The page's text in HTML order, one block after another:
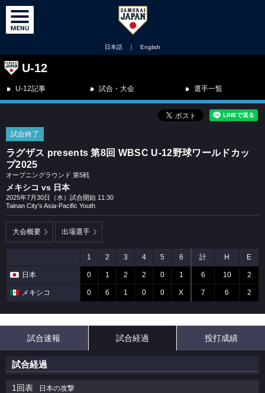
日本語 ｜ English
U-12
U-12記事 試合・大会 選手一覧
試合終了
ラグザス presents 第8回 WBSC U-12野球ワールドカッ
プ2025
オープニングラウンド 第5戦
メキシコ vs 日本
2025年7月30日（水）試合開始 11:30
Tainan City's Asia-Pacific Youth
大会概要 出場選手
1 2 3 4 5 6 計 H E
日本 0 1 2 2 0 1 6 10 2
メキシコ 0 6 1 0 0 X 7 6 2
試合速報 試合経過 投打成績
試合経過
1回表 日本の攻撃